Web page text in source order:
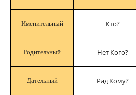
Именительный Кто?
Родительный Нет Кого?
Дательный Рад Кому?